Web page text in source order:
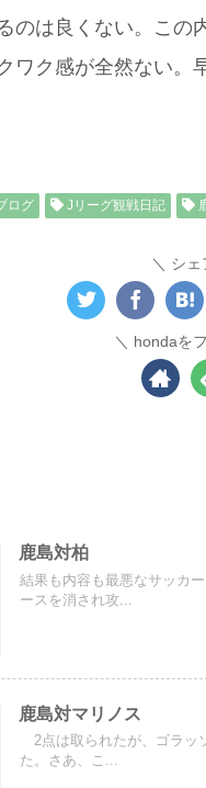
のは良くない。この
ワク感が全然ない。
ログ Jリーグ観戦日記
シェ
hondaを
鹿島対柏
結果も内容も最悪なサッカ
ースを消され攻...
鹿島対マリノス
2点は取られたが、ゴラッ
た。さあ、こ...